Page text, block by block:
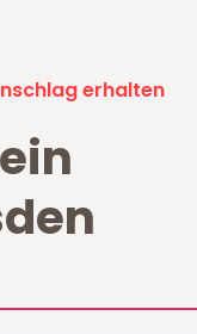
erhalten